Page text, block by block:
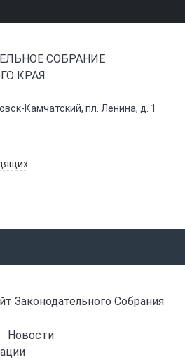
СОБРАНИЕ
КРАЯ
Камчатский, пл. Ленина, д. 1
Законодательного Собрания
Новости